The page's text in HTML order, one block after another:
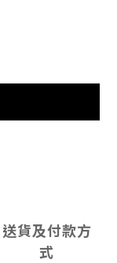
送貨及付款方
式